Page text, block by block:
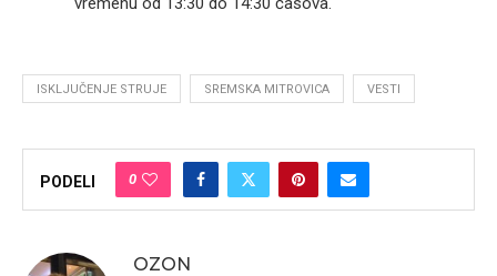
ISKLJUČENJE STRUJE SREMSKA MITROVICA VESTI
PODELI 0
OZON